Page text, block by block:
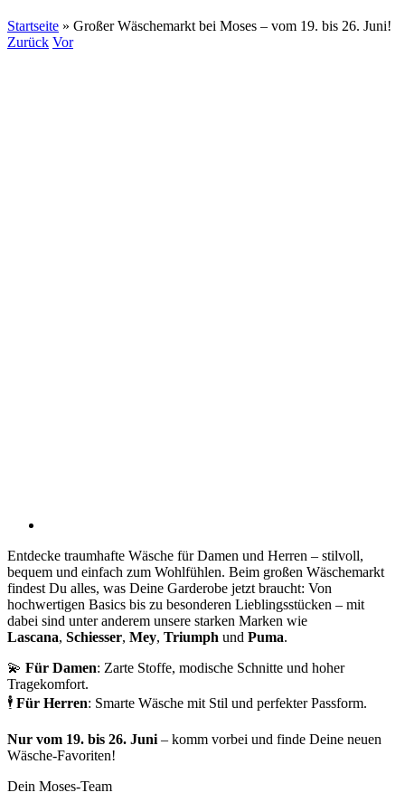
Startseite » Großer Wäschemarkt bei Moses – vom 19. bis 26. Juni!
Zurück Vor
Entdecke traumhafte Wäsche für Damen und Herren – stilvoll,
bequem und einfach zum Wohlfühlen. Beim großen Wäschemarkt
findest Du alles, was Deine Garderobe jetzt braucht: Von
hochwertigen Basics bis zu besonderen Lieblingsstücken – mit
dabei sind unter anderem unsere starken Marken wie
Lascana, Schiesser, Mey, Triumph und Puma.
💫 Für Damen: Zarte Stoffe, modische Schnitte und hoher
Tragekomfort.
🕴 Für Herren: Smarte Wäsche mit Stil und perfekter Passform.
Nur vom 19. bis 26. Juni – komm vorbei und finde Deine neuen
Wäsche-Favoriten!
Dein Moses-Team